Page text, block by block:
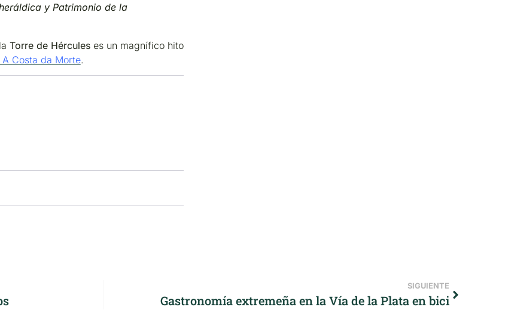
y Patrimonio de la
Torre de Hércules es un magnífico hito
Costa da Morte.
SIGUIENTE
Gastronomía extremeña en la Vía de la Plata en bici